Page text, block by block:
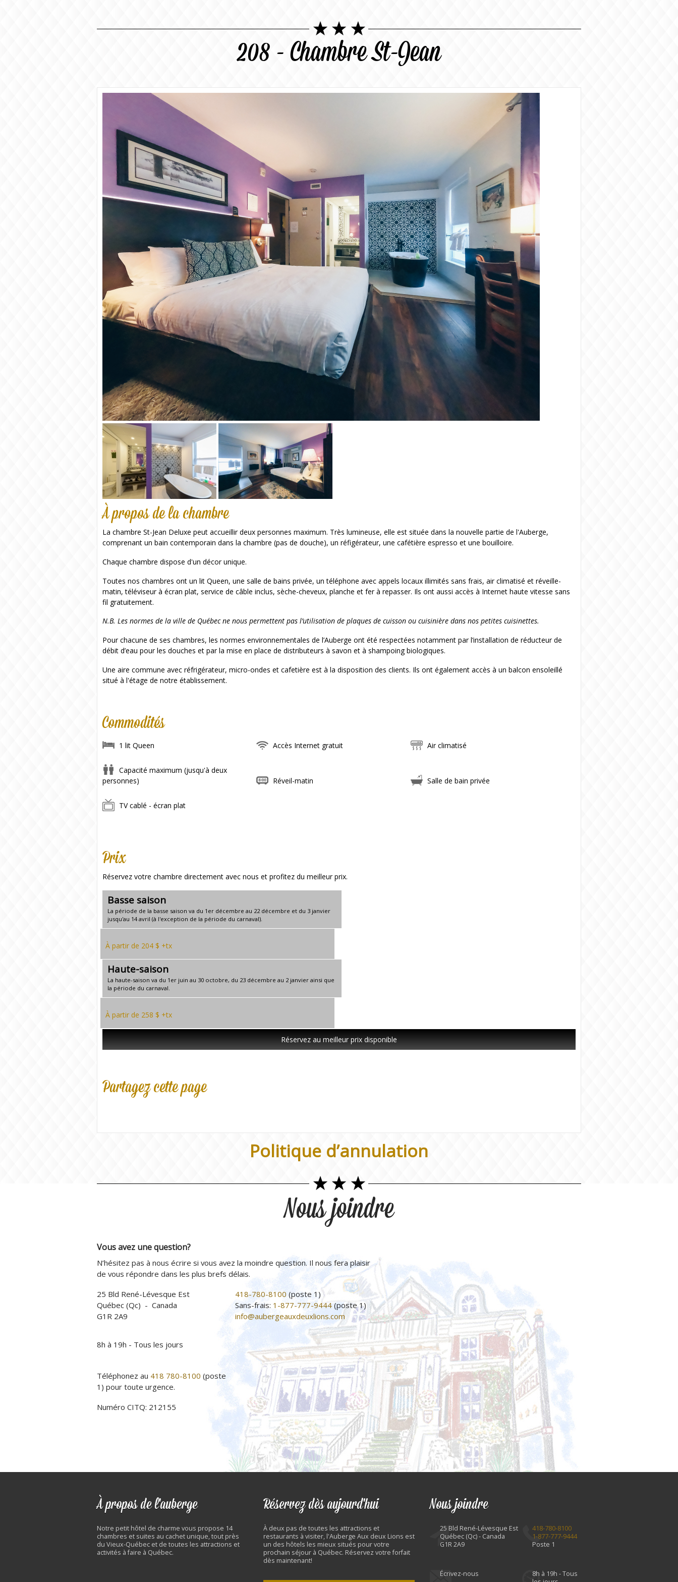
208 - Chambre St-Jean
À propos de la chambre
La chambre St-Jean Deluxe peut accueillir deux personnes maximum. Très lumineuse, elle est située dans la nouvelle partie de l'Auberge,
comprenant un bain contemporain dans la chambre (pas de douche), un réfigérateur, une cafétière espresso et une bouilloire.
Chaque chambre dispose d'un décor unique.
Toutes nos chambres ont un lit Queen, une salle de bains privée, un téléphone avec appels locaux illimités sans frais, air climatisé et réveille-
matin, téléviseur à écran plat, service de câble inclus, sèche-cheveux, planche et fer à repasser. Ils ont aussi accès à Internet haute vitesse sans
fil gratuitement.
N.B. Les normes de la ville de Québec ne nous permettent pas l’utilisation de plaques de cuisson ou cuisinière dans nos petites cuisinettes.
Pour chacune de ses chambres, les normes environnementales de l’Auberge ont été respectées notamment par l’installation de réducteur de
débit d’eau pour les douches et par la mise en place de distributeurs à savon et à shampoing biologiques.
Une aire commune avec réfrigérateur, micro-ondes et cafetière est à la disposition des clients. Ils ont également accès à un balcon ensoleillé
situé à l'étage de notre établissement.
Commodités
1 lit Queen Accès Internet gratuit Air climatisé
Capacité maximum (jusqu'à deux
personnes)
Réveil-matin Salle de bain privée
TV cablé - écran plat
Prix
Réservez votre chambre directement avec nous et profitez du meilleur prix.
Basse saison
La période de la basse saison va du 1er décembre au 22 décembre et du 3 janvier
jusqu'au 14 avril (à l'exception de la période du carnaval).
À partir de 204 $ +tx
Haute-saison
La haute-saison va du 1er juin au 30 octobre, du 23 décembre au 2 janvier ainsi que
la période du carnaval.
À partir de 258 $ +tx
Réservez au meilleur prix disponible
Partagez cette page
Politique d’annulation
Nous joindre
Vous avez une question?
N’hésitez pas à nous écrire si vous avez la moindre question. Il nous fera plaisir
de vous répondre dans les plus brefs délais.
25 Bld René-Lévesque Est
Québec (Qc) - Canada
G1R 2A9
418-780-8100 (poste 1)
Sans-frais: 1-877-777-9444 (poste 1)
info@aubergeauxdeuxlions.com
8h à 19h - Tous les jours
Téléphonez au 418 780-8100 (poste
1) pour toute urgence.
Numéro CITQ: 212155
À propos de l'auberge
Notre petit hôtel de charme vous propose 14
chambres et suites au cachet unique, tout près
du Vieux-Québec et de toutes les attractions et
activités à faire à Québec.
Réservez dès aujourd'hui
À deux pas de toutes les attractions et
restaurants à visiter, l'Auberge Aux deux Lions est
un des hôtels les mieux situés pour votre
prochain séjour à Québec. Réservez votre forfait
dès maintenant!
Nous joindre
25 Bld René-Lévesque Est
Québec (Qc) - Canada
G1R 2A9
418-780-8100
1-877-777-9444
Poste 1
Écrivez-nous
8h à 19h - Tous